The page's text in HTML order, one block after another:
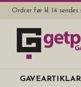
Ordrer før kl. 14